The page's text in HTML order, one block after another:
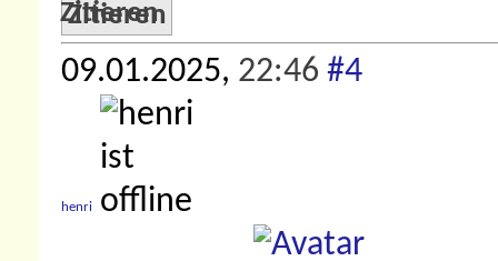
Zitieren
09.01.2025, 22:46 #4
henri